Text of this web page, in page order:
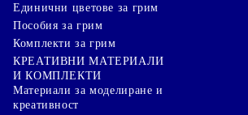
Единични цветове за грим
Пособия за грим
Комплекти за грим
КРЕАТИВНИ МАТЕРИАЛИ
И КОМПЛЕКТИ
Mатериали за моделиране и
креативност